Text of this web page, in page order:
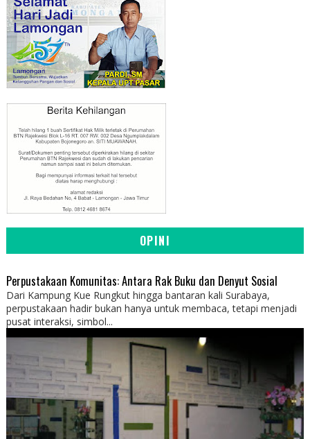
OPINI
Perpustakaan Komunitas: Antara Rak Buku dan Denyut Sosial
Dari Kampung Kue Rungkut hingga bantaran kali Surabaya,
perpustakaan hadir bukan hanya untuk membaca, tetapi menjadi
pusat interaksi, simbol...